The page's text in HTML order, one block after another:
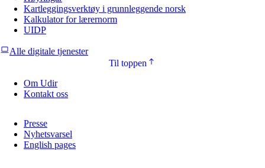
Kartleggingsverktøy i grunnleggende norsk
Kalkulator for lærernorm
UIDP
Alle digitale tjenester
Til toppen
Om Udir
Kontakt oss
Presse
Nyhetsvarsel
English pages